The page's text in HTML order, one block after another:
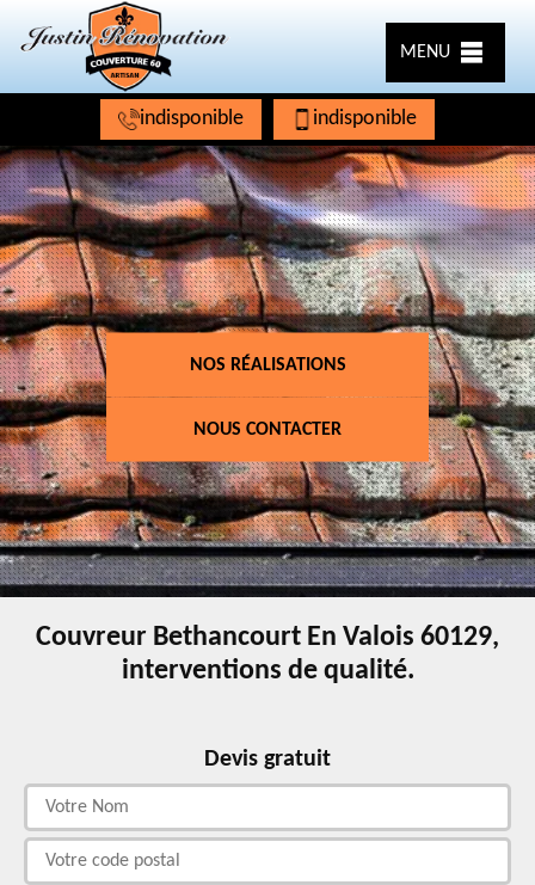
MENU
indisponible indisponible
NOS RÉALISATIONS
NOUS CONTACTER
Couvreur Bethancourt En Valois 60129,
interventions de qualité.
Devis gratuit